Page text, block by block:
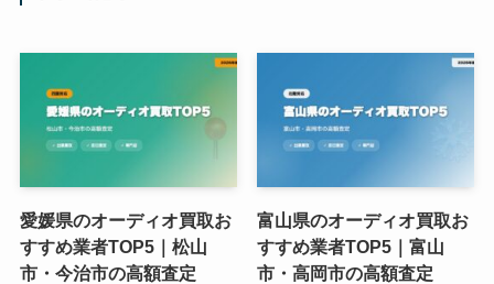
愛媛県のオーディオ買取お
すすめ業者TOP5｜松山
市・今治市の高額査定
富山県のオーディオ買取お
すすめ業者TOP5｜富山
市・高岡市の高額査定